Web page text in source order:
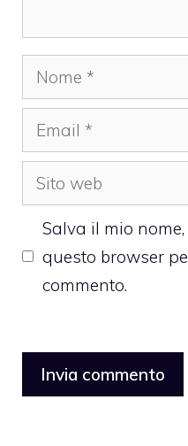
Nome
Email
Sito
web
Salva il mio
questo browser
commento.